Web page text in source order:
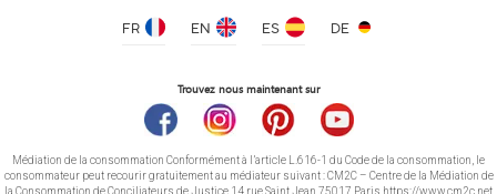
FR EN ES DE
Trouvez nous maintenant sur
Médiation de la consommation Conformément à l’article L.616-1 du Code de la consommation, le
consommateur peut recourir gratuitement au médiateur suivant : CM2C – Centre de la Médiation de